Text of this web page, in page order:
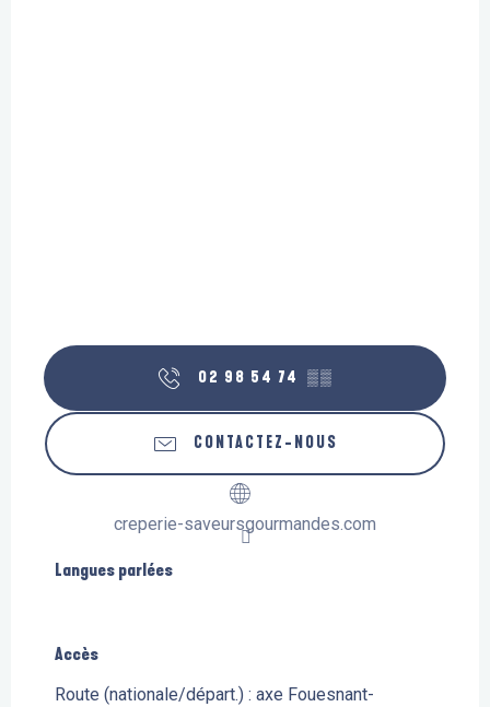
02 98 54 74 ▒▒
CONTACTEZ-NOUS
creperie-saveursgourmandes.com
Langues parlées
Langues parlées
Accès
Accès
Route (nationale/départ.) : axe Fouesnant-